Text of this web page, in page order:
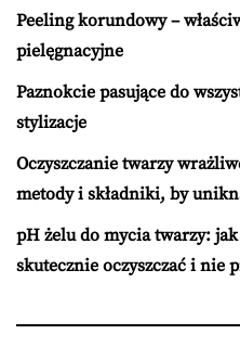
Peeling korundowy –
pielęgnacyjne
Paznokcie pasujące do
stylizacje
Oczyszczanie twarzy
metody i składniki, by
pH żelu do mycia twarzy:
skutecznie oczyszczać i nie